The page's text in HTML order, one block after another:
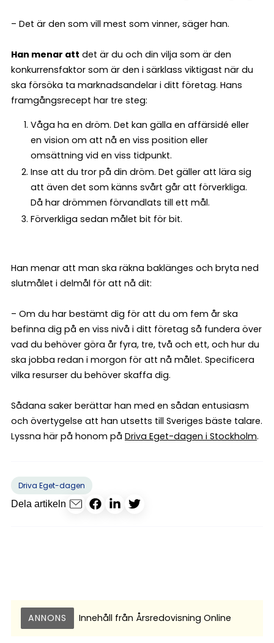
– Det är den som vill mest som vinner, säger han.
Han menar att det är du och din vilja som är den
konkurrensfaktor som är den i särklass viktigast när du
ska försöka ta marknadsandelar i ditt företag. Hans
framgångsrecept har tre steg:
Våga ha en dröm. Det kan gälla en affärsidé eller
en vision om att nå en viss position eller
omsättning vid en viss tidpunkt.
Inse att du tror på din dröm. Det gäller att lära sig
att även det som känns svårt går att förverkliga.
Då har drömmen förvandlats till ett mål.
Förverkliga sedan målet bit för bit.
Han menar att man ska räkna baklänges och bryta ned
slutmålet i delmål för att nå dit:
– Om du har bestämt dig för att du om fem år ska
befinna dig på en viss nivå i ditt företag så fundera över
vad du behöver göra år fyra, tre, två och ett, och hur du
ska jobba redan i morgon för att nå målet. Specificera
vilka resurser du behöver skaffa dig.
Sådana saker berättar han med en sådan entusiasm
och övertygelse att han utsetts till Sveriges bäste talare.
Lyssna här på honom på Driva Eget-dagen i Stockholm.
Driva Eget-dagen
Dela artikeln
ANNONS Innehåll från Årsredovisning Online